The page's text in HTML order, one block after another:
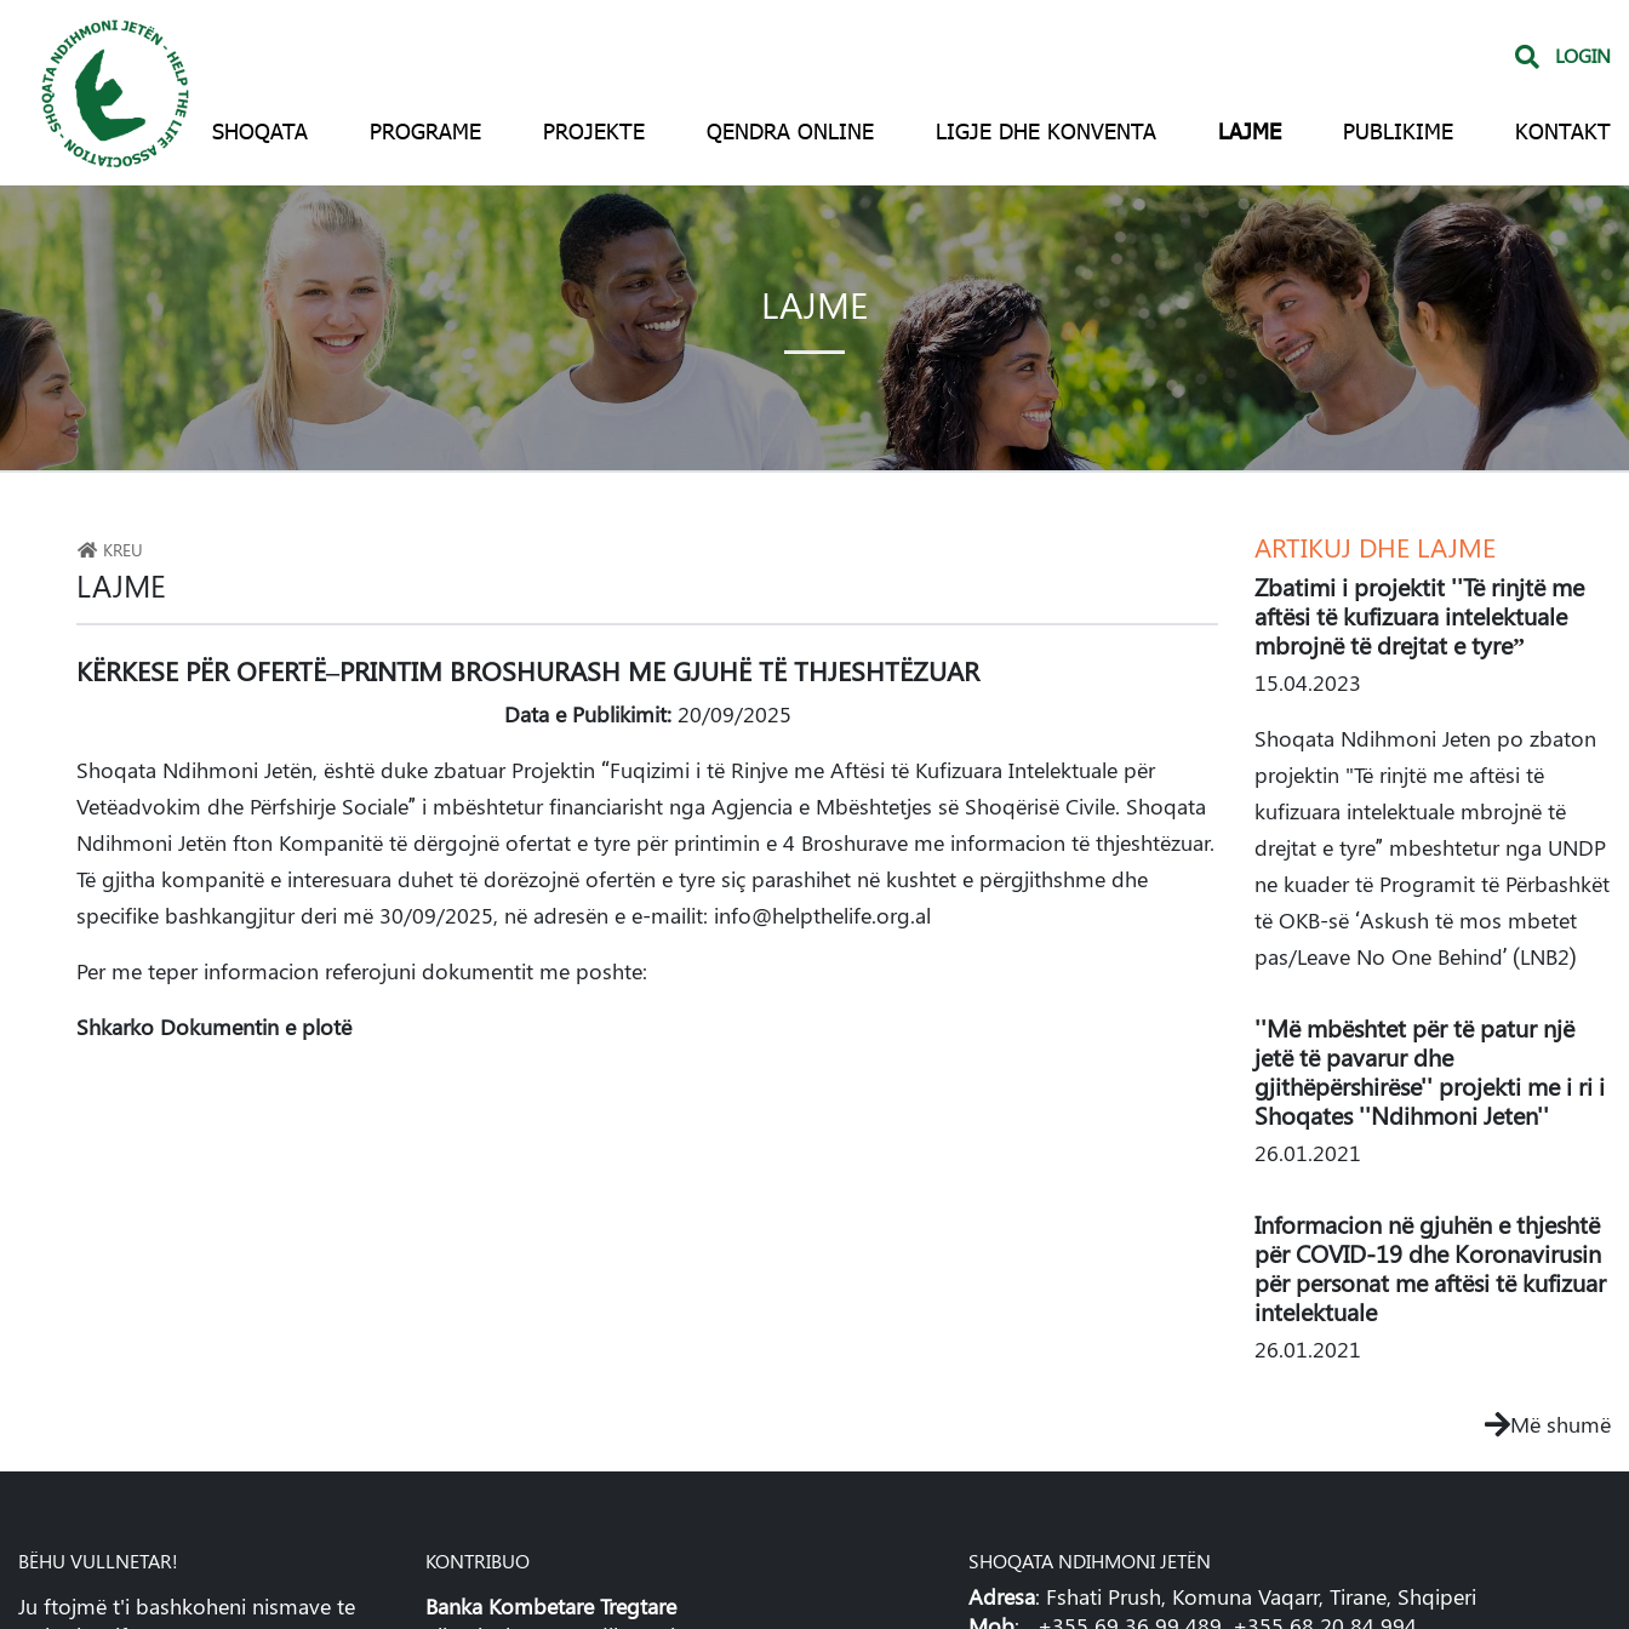
SHOQATA PROGRAME PROJEKTE QENDRA ONLINE LIGJE DHE KONVENTA LAJME PUBLIKIME KONTAKT
LOGIN
LAJME
KREU
LAJME
KËRKESE PËR OFERTË–PRINTIM BROSHURASH ME GJUHË TË THJESHTËZUAR
Data e Publikimit: 20/09/2025
Shoqata Ndihmoni Jetën, është duke zbatuar Projektin “Fuqizimi i të Rinjve me Aftësi të Kufizuara Intelektuale për
Vetëadvokim dhe Përfshirje Sociale” i mbështetur financiarisht nga Agjencia e Mbështetjes së Shoqërisë Civile. Shoqata
Ndihmoni Jetën fton Kompanitë të dërgojnë ofertat e tyre për printimin e 4 Broshurave me informacion të thjeshtëzuar.
Të gjitha kompanitë e interesuara duhet të dorëzojnë ofertën e tyre siç parashihet në kushtet e përgjithshme dhe
specifike bashkangjitur deri më 30/09/2025, në adresën e e-mailit: info@helpthelife.org.al
Per me teper informacion referojuni dokumentit me poshte:
Shkarko Dokumentin e plotë
ARTIKUJ DHE LAJME
Zbatimi i projektit ''Të rinjtë me
aftësi të kufizuara intelektuale
mbrojnë të drejtat e tyre”
15.04.2023
Shoqata Ndihmoni Jeten po zbaton
projektin "Të rinjtë me aftësi të
kufizuara intelektuale mbrojnë të
drejtat e tyre” mbeshtetur nga UNDP
ne kuader të Programit të Përbashkët
të OKB-së ‘Askush të mos mbetet
pas/Leave No One Behind’ (LNB2)
''Më mbështet për të patur një
jetë të pavarur dhe
gjithëpërshirëse'' projekti me i ri i
Shoqates ''Ndihmoni Jeten''
26.01.2021
Informacion në gjuhën e thjeshtë
për COVID-19 dhe Koronavirusin
për personat me aftësi të kufizuar
intelektuale
26.01.2021
Më shumë
BËHU VULLNETAR!
Ju ftojmë t'i bashkoheni nismave te
KONTRIBUO
Banka Kombetare Tregtare
SHOQATA NDIHMONI JETËN
Adresa: Fshati Prush, Komuna Vaqarr, Tirane, Shqiperi